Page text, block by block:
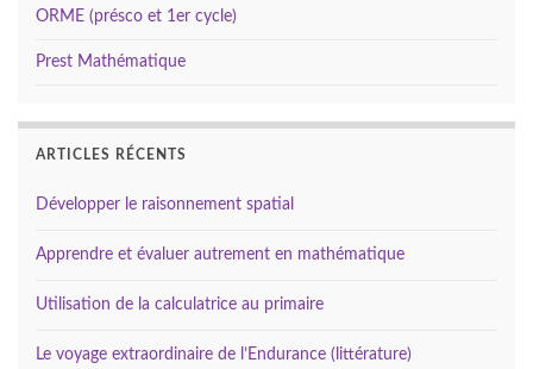
ORME (présco et 1er cycle)
Prest Mathématique
ARTICLES RÉCENTS
Développer le raisonnement spatial
Apprendre et évaluer autrement en mathématique
Utilisation de la calculatrice au primaire
Le voyage extraordinaire de l’Endurance (littérature)